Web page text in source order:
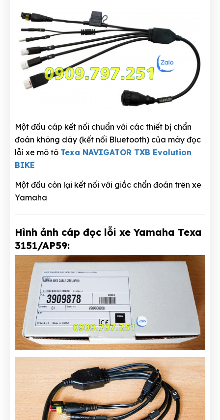
Một đầu cáp kết nối chuẩn với các thiết bị chẩn
đoán không dây (kết nối Bluetooth) của máy đọc
lỗi xe mô tô Texa NAVIGATOR TXB Evolution
BIKE
Một đầu còn lại kết nối với giắc chẩn đoán trên xe
Yamaha
Hình ảnh cáp đọc lỗi xe Yamaha Texa
3151/AP59: